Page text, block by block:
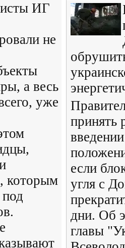
ИГ
не
а весь
уже
которым
принять
если
угля с
дни. Об
главы